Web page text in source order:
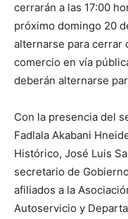
cerrarán a las 17:00
próximo domingo 20
alternarse para cerrar
comercio en vía
deberán alternarse
Con la presencia del
Fadlala Akabani
Histórico, José Luis
secretario de
afiliados a la
Autoservicio y